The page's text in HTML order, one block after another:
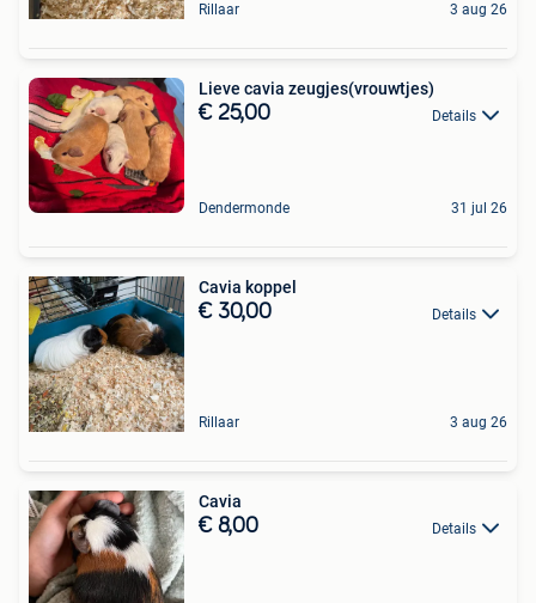
Rillaar 3 aug 26
Lieve cavia zeugjes(vrouwtjes)
€ 25,00 Details
Dendermonde 31 jul 26
Cavia koppel
€ 30,00 Details
Rillaar 3 aug 26
Cavia
€ 8,00 Details